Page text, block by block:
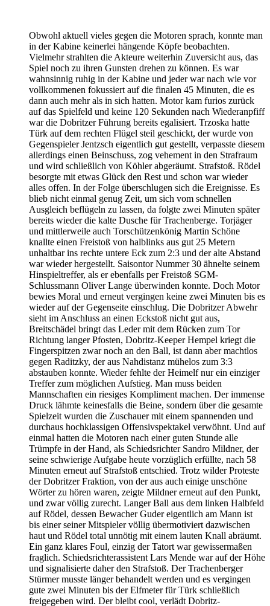
Obwohl aktuell vieles gegen die Motoren sprach, konnte man
in der Kabine keinerlei hängende Köpfe beobachten.
Vielmehr strahlten die Akteure weiterhin Zuversicht aus, das
Spiel noch zu ihren Gunsten drehen zu können. Es war
wahnsinnig ruhig in der Kabine und jeder war nach wie vor
vollkommenen fokussiert auf die finalen 45 Minuten, die es
dann auch mehr als in sich hatten. Motor kam furios zurück
auf das Spielfeld und keine 120 Sekunden nach Wiederanpfiff
war die Dobritzer Führung bereits egalisiert. Trzoska hatte
Türk auf dem rechten Flügel steil geschickt, der wurde von
Gegenspieler Jentzsch eigentlich gut gestellt, verpasste diesem
allerdings einen Beinschuss, zog vehement in den Strafraum
und wird schließlich von Köhler abgeräumt. Strafstoß. Rödel
besorgte mit etwas Glück den Rest und schon war wieder
alles offen. In der Folge überschlugen sich die Ereignisse. Es
blieb nicht einmal genug Zeit, um sich vom schnellen
Ausgleich beflügeln zu lassen, da folgte zwei Minuten später
bereits wieder die kalte Dusche für Trachenberge. Torjäger
und mittlerweile auch Torschützenkönig Martin Schöne
knallte einen Freistoß von halblinks aus gut 25 Metern
unhaltbar ins rechte untere Eck zum 2:3 und der alte Abstand
war wieder hergestellt. Saisontor Nummer 30 ähnelte seinem
Hinspieltreffer, als er ebenfalls per Freistoß SGM-
Schlussmann Oliver Lange überwinden konnte. Doch Motor
bewies Moral und erneut vergingen keine zwei Minuten bis es
wieder auf der Gegenseite einschlug. Die Dobritzer Abwehr
sieht im Anschluss an einen Eckstoß nicht gut aus,
Breitschädel bringt das Leder mit dem Rücken zum Tor
Richtung langer Pfosten, Dobritz-Keeper Hempel kriegt die
Fingerspitzen zwar noch an den Ball, ist dann aber machtlos
gegen Raditzky, der aus Nahdistanz mühelos zum 3:3
abstauben konnte. Wieder fehlte der Heimelf nur ein einziger
Treffer zum möglichen Aufstieg. Man muss beiden
Mannschaften ein riesiges Kompliment machen. Der immense
Druck lähmte keinesfalls die Beine, sondern über die gesamte
Spielzeit wurden die Zuschauer mit einem spannenden und
durchaus hochklassigen Offensivspektakel verwöhnt. Und auf
einmal hatten die Motoren nach einer guten Stunde alle
Trümpfe in der Hand, als Schiedsrichter Sandro Mildner, der
seine schwierige Aufgabe heute vorzüglich erfüllte, nach 58
Minuten erneut auf Strafstoß entschied. Trotz wilder Proteste
der Dobritzer Fraktion, von der aus auch einige unschöne
Wörter zu hören waren, zeigte Mildner erneut auf den Punkt,
und zwar völlig zurecht. Langer Ball aus dem linken Halbfeld
auf Rödel, dessen Bewacher Guder eigentlich am Mann ist
bis einer seiner Mitspieler völlig übermotiviert dazwischen
haut und Rödel total unnötig mit einem lauten Knall abräumt.
Ein ganz klares Foul, einzig der Tatort war gewissermaßen
fraglich. Schiedsrichterassistent Lars Mende war auf der Höhe
und signalisierte daher den Strafstoß. Der Trachenberger
Stürmer musste länger behandelt werden und es vergingen
gute zwei Minuten bis der Elfmeter für Türk schließlich
freigegeben wird. Der bleibt cool, verlädt Dobritz-